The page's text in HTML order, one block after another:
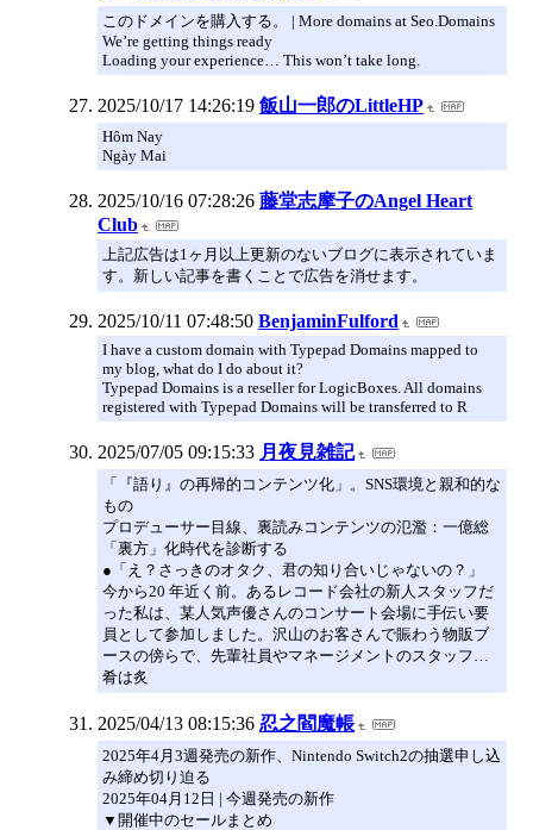
このドメインを購入する。 | More domains at Seo.Domains
We’re getting things ready
Loading your experience… This won’t take long.
2025/10/17 14:26:19 飯山一郎のLittleHP
Hôm Nay
Ngày Mai
2025/10/16 07:28:26 藤堂志摩子のAngel Heart
Club
上記広告は1ヶ月以上更新のないブログに表示されていま
す。新しい記事を書くことで広告を消せます。
2025/10/11 07:48:50 BenjaminFulford
I have a custom domain with Typepad Domains mapped to
my blog, what do I do about it?
Typepad Domains is a reseller for LogicBoxes. All domains
registered with Typepad Domains will be transferred to R
2025/07/05 09:15:33 月夜見雑記
「『語り』の再帰的コンテンツ化」。SNS環境と親和的な
もの
プロデューサー目線、裏読みコンテンツの氾濫：一億総
「裏方」化時代を診断する
●「え？さっきのオタク、君の知り合いじゃないの？」
今から20 年近く前。あるレコード会社の新人スタッフだ
った私は、某人気声優さんのコンサート会場に手伝い要
員として参加しました。沢山のお客さんで賑わう物販ブ
ースの傍らで、先輩社員やマネージメントのスタッフ…
肴は炙
2025/04/13 08:15:36 忍之閻魔帳
2025年4月3週発売の新作、Nintendo Switch2の抽選申し込
み締め切り迫る
2025年04月12日 | 今週発売の新作
▼開催中のセールまとめ